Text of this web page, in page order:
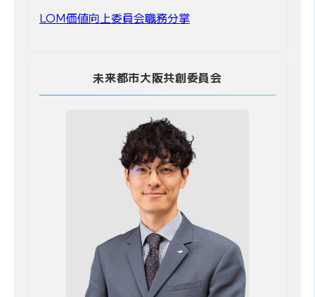
LOM価値向上委員会職務分掌
未来都市大阪共創委員会